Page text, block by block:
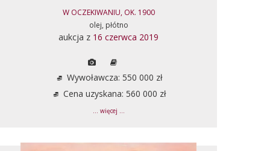
W OCZEKIWANIU, OK. 1900
olej, płótno
aukcja z 16 czerwca 2019
Wywoławcza: 550 000 zł
Cena uzyskana: 560 000 zł
... więcej ...